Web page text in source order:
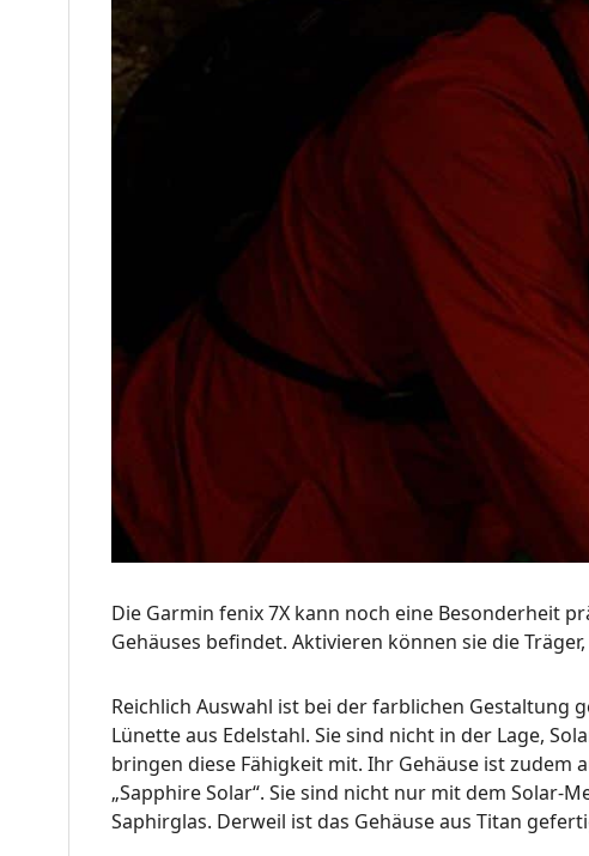
Die Garmin fenix 7X kann noch eine Besonderheit
Gehäuses befindet. Aktivieren können sie die
Reichlich Auswahl ist bei der farblichen
Lünette aus Edelstahl. Sie sind nicht in der Lage,
bringen diese Fähigkeit mit. Ihr Gehäuse ist
„Sapphire Solar“. Sie sind nicht nur mit dem
Saphirglas. Derweil ist das Gehäuse aus Titan